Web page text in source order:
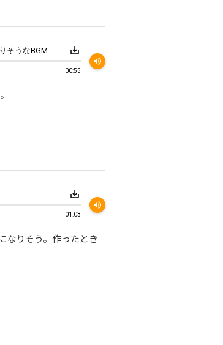
そうなBGM save_alt
00:55
volume_up
save_alt
01:03
volume_up
なりそう。作ったとき